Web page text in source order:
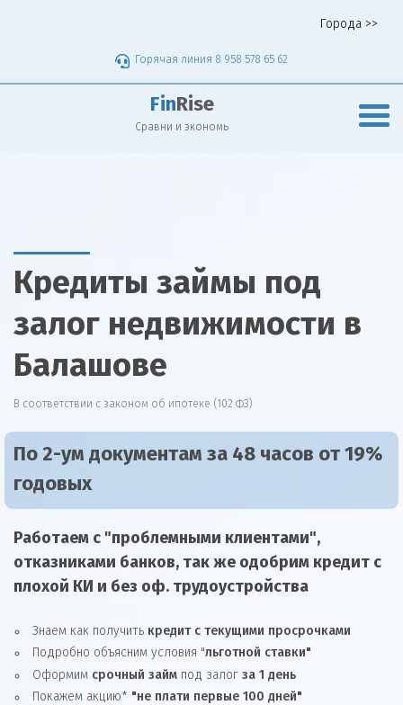
Города >>
Горячая линия 8 958 578 65 62
Fin Rise
Сравни и экономь
Кредиты займы под
залог недвижимости в
Балашове
В соответствии с законом об ипотеке (102 ФЗ)
По 2-ум документам за 48 часов от 19%
годовых
Работаем с "проблемными клиентами",
отказниками банков, так же одобрим кредит с
плохой КИ и без оф. трудоустройства
Знаем как получить кредит с текущими просрочками
Подробно объясним условия "льготной ставки"
Оформим срочный займ под залог за 1 день
Покажем акцию* "не плати первые 100 дней"